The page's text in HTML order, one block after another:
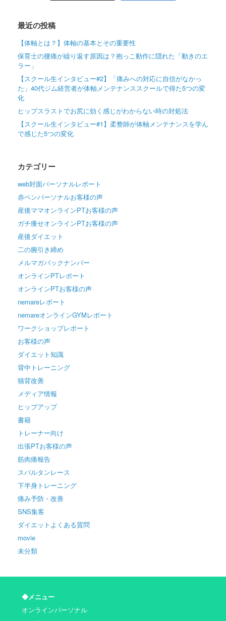
最近の投稿
【体軸とは？】体軸の基本とその重要性
保育士の腰痛が繰り返す原因は？抱っこ動作に隠れた「動きのエ
ラー」
【スクール生インタビュー#2】「痛みへの対応に自信がなかっ
た」40代ジム経営者が体軸メンテナンススクールで得た5つの変
化
ヒップスラストでお尻に効く感じがわからない時の対処法
【スクール生インタビュー#1】柔整師が体軸メンテナンスを学ん
で感じた5つの変化
カテゴリー
web対面パーソナルレポート
赤ペンパーソナルお客様の声
産後ママオンラインPTお客様の声
ガチ痩せオンラインPTお客様の声
産後ダイエット
二の腕引き締め
メルマガバックナンバー
オンラインPTレポート
オンラインPTお客様の声
nemareレポート
nemareオンラインGYMレポート
ワークショップレポート
お客様の声
ダイエット知識
背中トレーニング
猫背改善
メディア情報
ヒップアップ
書籍
トレーナー向け
出張PTお客様の声
筋肉痛報告
スパルタンレース
下半身トレーニング
痛み予防・改善
SNS集客
ダイエットよくある質問
movie
未分類
◆メニュー
オンラインパーソナル